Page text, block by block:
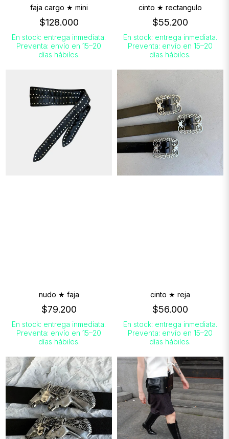
faja cargo ★ mini
$128.000
En stock: entrega inmediata.
Preventa: envío en 15–20
días hábiles.
cinto ★ rectangulo
$55.200
En stock: entrega inmediata.
Preventa: envío en 15–20
días hábiles.
nudo ★ faja
$79.200
En stock: entrega inmediata.
Preventa: envío en 15–20
días hábiles.
cinto ★ reja
$56.000
En stock: entrega inmediata.
Preventa: envío en 15–20
días hábiles.